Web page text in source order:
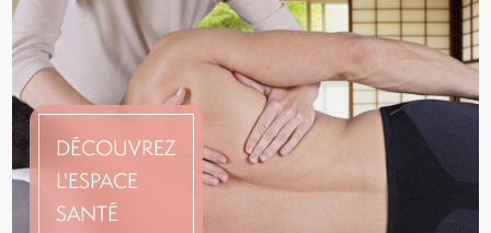
DÉCOUVREZ
L'ESPACE
SANTÉ